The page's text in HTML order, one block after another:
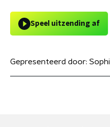
Speel uitzending af
Gepresenteerd door: